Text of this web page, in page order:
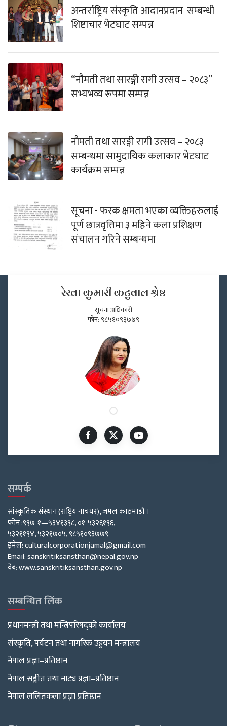
अन्तर्राष्ट्रिय संस्कृति आदानप्रदान सम्बन्धी
शिष्टाचार भेटघाट सम्पन्न
“नौमती तथा सारङ्गी रागी उत्सव – २०८३”
सभ्यभव्य रूपमा सम्पन्न
नौमती तथा सारङ्गी रागी उत्सव – २०८३
सम्बन्धमा सामुदायिक कलाकार भेटघाट
कार्यक्रम सम्पन्न
सूचना - फरक क्षमता भएका व्यक्तिहरुलाई
पूर्ण छात्रवृत्तिमा ३ महिने कला प्रशिक्षण
संचालन गरिने सम्बन्धमा
रेखा कुमारी कटुवाल श्रेष्ठ
सूचना अधिकारी
फोन: ९८५१०९३७७९
सम्पर्क
सांस्कृतिक संस्थान (राष्ट्रिय नाचघर), जमल काठमाडौं ।
फोन :९९७-१—५३४१३९८, ०१-५३२६१९६,
५३२११९४, ५३२१७०५, ९८५१०९३७७९
इमेल: culturalcorporationjamal@gmail.com
Email: sanskritiksansthan@nepal.gov.np
वेब: www.sanskritiksansthan.gov.np
सम्बन्धित लिंक
प्रधानमन्त्री तथा मन्त्रिपरिषद्को कार्यालय
संस्कृति, पर्यटन तथा नागरिक उड्डयन मन्त्रालय
नेपाल प्रज्ञा–प्रतिष्ठान
नेपाल सङ्गीत तथा नाट्य प्रज्ञा–प्रतिष्ठान
नेपाल ललितकला प्रज्ञा प्रतिष्ठान